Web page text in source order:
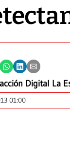
Digital La
01:00